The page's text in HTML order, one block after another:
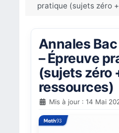
pratique (sujets zéro
Annales
– Épreuve
(sujets zéro
ressources)
Mis à jour : 14 Mai